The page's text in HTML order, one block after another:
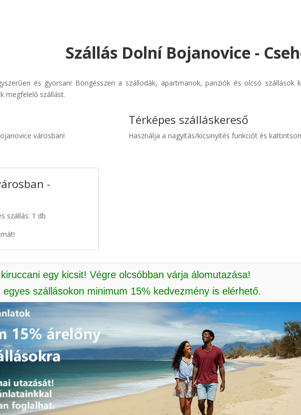
Szállás Dolní Bojanovice -
és gyorsan! Böngésszen a szállodák, apartmanok, panziók és olcsó szállások
megfelelő szállást.
városban!
-
szállás: 1 db
Térképes szálláskereső
Használja a nagyítás/kicsinyítés funkciót és
egy kicsit! Végre olcsóbban várja álomutazása!
egyes szállásokon minimum 15% kedvezmény is elérhető.